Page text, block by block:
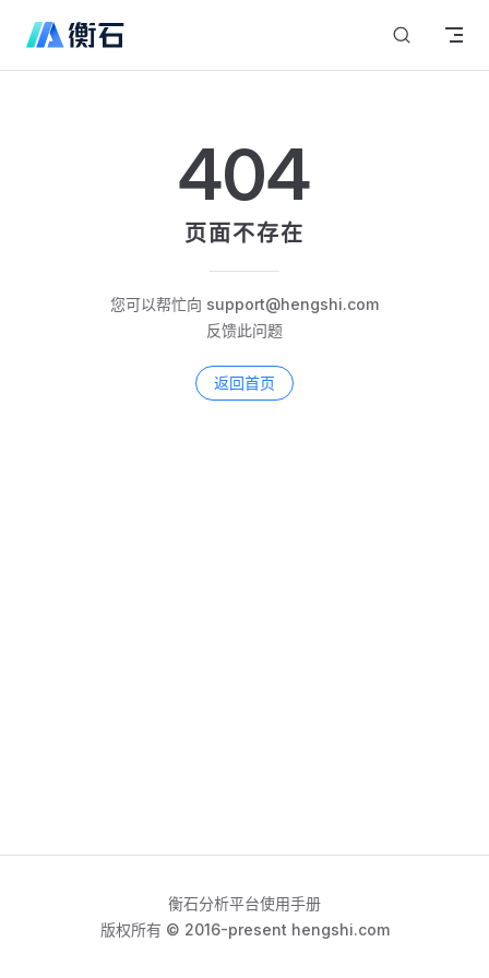
Skip to content
404
页面不存在
您可以帮忙向 support@hengshi.com
反馈此问题
返回首页
衡石分析平台使用手册
版权所有 © 2016-present hengshi.com